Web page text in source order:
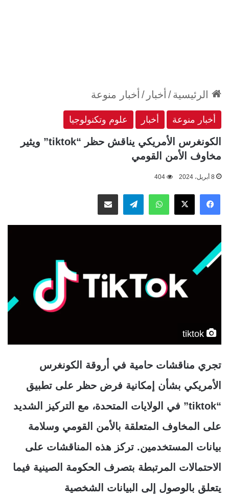
الرئيسية/ أخبار / أخبار منوعة
أخبار منوعة أخبار علوم وتكنولوجيا
الكونغرس الأمريكي يناقش حظر “tiktok” ويثير
مخاوف الأمن القومي
8 أبريل، 2024 404
فيسبوك
‫X واتسابتيلقراممشاركة عبر البريد
تجري مناقشات حامية في أروقة الكونغرس
الأمريكي بشأن إمكانية فرض حظر على تطبيق
“tiktok” في الولايات المتحدة، مع التركيز الشديد
على المخاوف المتعلقة بالأمن القومي وسلامة
بيانات المستخدمين. تركز هذه المناقشات على
الاحتمالات المرتبطة بتصرف الحكومة الصينية فيما
يتعلق بالوصول إلى البيانات الشخصية